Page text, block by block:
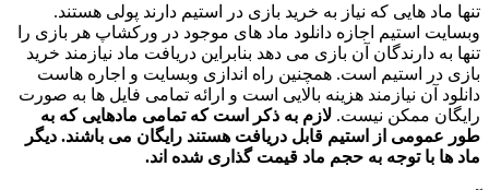
تنها ماد هایی که نیاز به خرید بازی در استیم دارند پولی هستند.
وبسایت استیم اجازه دانلود ماد های موجود در ورکشاپ هر بازی را
تنها به دارندگان آن بازی می دهد بنابراین دریافت ماد نیازمند خرید
بازی در استیم است. همچنین راه اندازی وبسایت و اجاره هاست
دانلود آن نیازمند هزینه بالایی است و ارائه تمامی فایل ها به صورت
رایگان ممکن نیست. لازم به ذکر است که تمامی مادهایی که به
طور عمومی از استیم قابل دریافت هستند رایگان می باشند. دیگر
ماد ها با توجه به حجم ماد قیمت گذاری شده اند.